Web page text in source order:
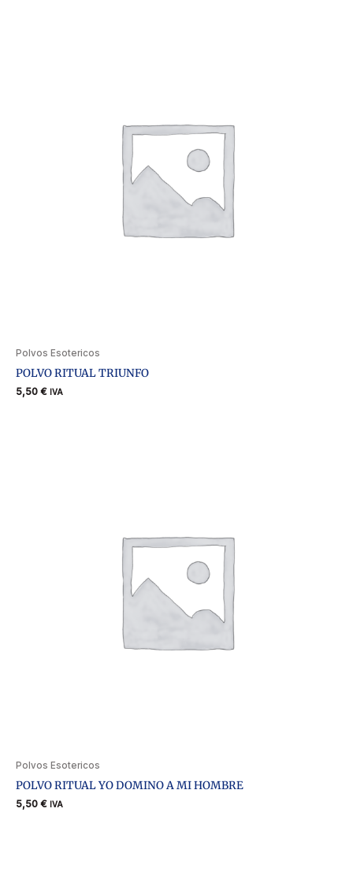
Polvos Esotericos
POLVO RITUAL TRIUNFO
5,50 € IVA
Polvos Esotericos
POLVO RITUAL YO DOMINO A MI HOMBRE
5,50 € IVA